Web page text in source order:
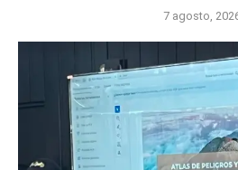
7 agosto,